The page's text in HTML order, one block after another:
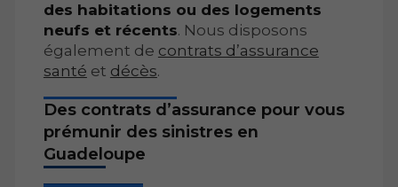
des habitations ou des logements
neufs et récents. Nous disposons
également de contrats d’assurance
santé et décès.
Des contrats d’assurance pour vous
prémunir des sinistres en
Guadeloupe